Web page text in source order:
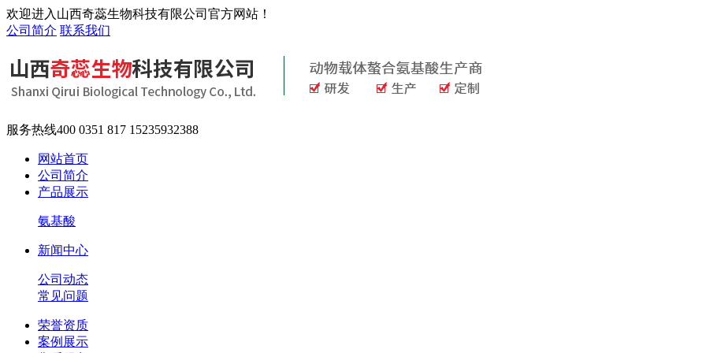
欢迎进入山西奇蕊生物科技有限公司官方网站！
公司简介 联系我们
服务热线400 0351 817 15235932388
网站首页
公司简介
产品展示
氨基酸
新闻中心
公司动态
常见问题
荣誉资质
案例展示